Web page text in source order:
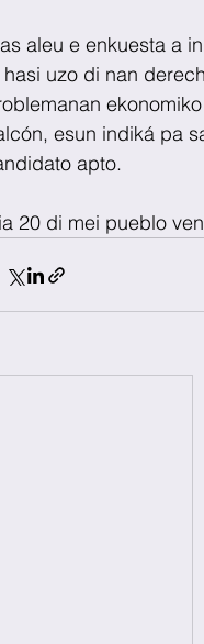
aleu e enkuesta a
hasi uzo di nan
esun indiká pa
apto.
20 di mei pueblo